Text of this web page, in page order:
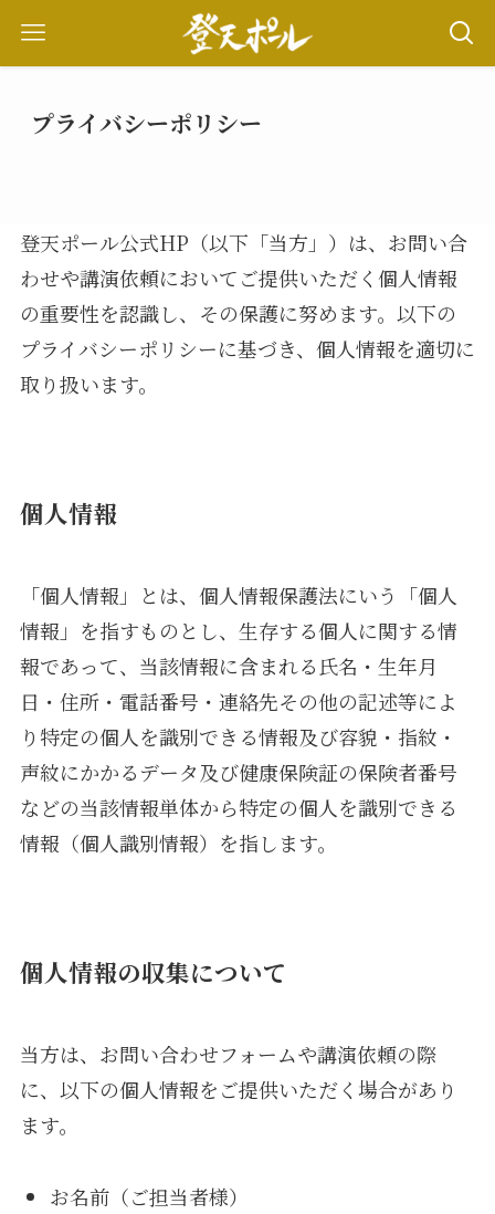
プライバシーポリシー
登天ポール公式HP（以下「当方」）は、お問い合
わせや講演依頼においてご提供いただく個人情報
の重要性を認識し、その保護に努めます。以下の
プライバシーポリシーに基づき、個人情報を適切に
取り扱います。
個人情報
「個人情報」とは、個人情報保護法にいう「個人
情報」を指すものとし、生存する個人に関する情
報であって、当該情報に含まれる氏名・生年月
日・住所・電話番号・連絡先その他の記述等によ
り特定の個人を識別できる情報及び容貌・指紋・
声紋にかかるデータ及び健康保険証の保険者番号
などの当該情報単体から特定の個人を識別できる
情報（個人識別情報）を指します。
個人情報の収集について
当方は、お問い合わせフォームや講演依頼の際
に、以下の個人情報をご提供いただく場合があり
ます。
お名前（ご担当者様）